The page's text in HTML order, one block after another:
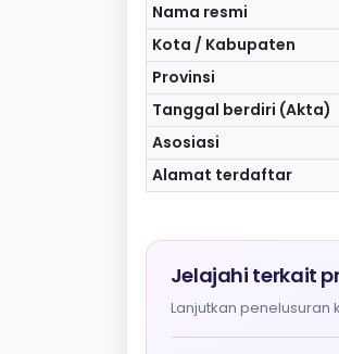
Nama resmi
Kota / Kabupaten
Provinsi
Tanggal berdiri (Akta)
Asosiasi
Alamat terdaftar
Jelajahi terkait
Lanjutkan penelusuran